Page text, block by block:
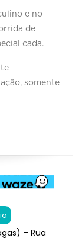
e no
de
cada.
somente
– Rua